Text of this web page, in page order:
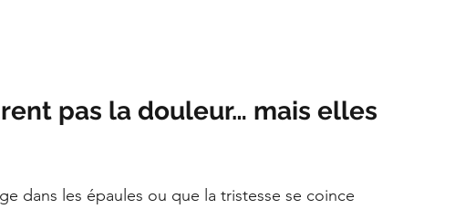
pas la douleur… mais elles
dans les épaules ou que la tristesse se coince